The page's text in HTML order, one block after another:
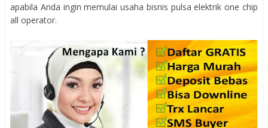
apabila Anda ingin memulai usaha bisnis pulsa elektrik one chip
all operator.